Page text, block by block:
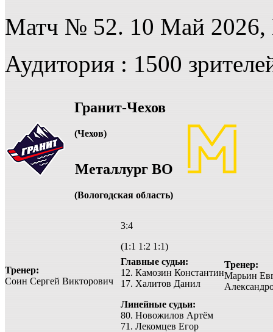
Матч № 52. 10 Май 2026,
Аудитория : 1500
Гранит-Чехов
(Чехов)
Металлург ВО
(Вологодская область)
Тренер:
Соин Сергей Викторович
3:4
(1:1 1:2 1:1)
Главные судьи:
12. Камозин Константин
17. Халитов Данил
Линейные судьи:
80. Новожилов Артём
71. Лекомцев Егор
Тренер:
Марьин